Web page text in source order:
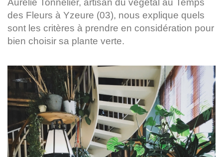
des Fleurs à Yzeure (03), nous explique quels
sont les critères à prendre en considération pour
bien choisir sa plante verte.